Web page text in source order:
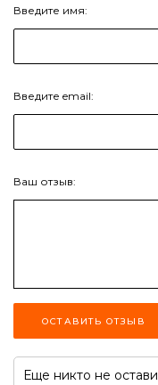
Введите имя:
Введите email:
Ваш отзыв:
ОСТАВИТЬ ОТЗЫВ
Еще никто не